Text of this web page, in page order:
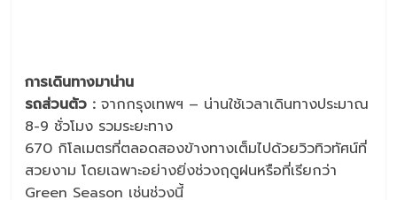
การเดินทางมาน่าน
รถส่วนตัว : จากกรุงเทพฯ – น่านใช้เวลาเดินทางประมาณ
8-9 ชั่วโมง รวมระยะทาง
670 กิโลเมตรที่ตลอดสองข้างทางเต็มไปด้วยวิวทิวทัศน์ที่
สวยงาม โดยเฉพาะอย่างยิ่งช่วงฤดูฝนหรือที่เรียกว่า
Green Season เช่นช่วงนี้